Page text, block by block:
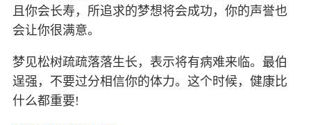
且你会长寿，所追求的梦想将会成功，你的声誉也
会让你很满意。
梦见松树疏疏落落生长，表示将有病难来临。最伯
逞强，不要过分相信你的体力。这个时候，健康比
什么都重要!